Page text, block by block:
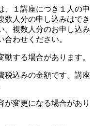
１講座につき１人の申
数人分の申し込みはでき
。複数人分のお申し込み
わせください。
する場合があります。
税込みの金額です。講座
変更になる場合があり